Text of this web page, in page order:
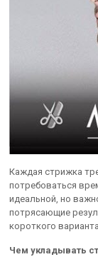
Каждая стрижка
потребоваться
идеальной, но
потрясающие
короткого
Чем укладывать